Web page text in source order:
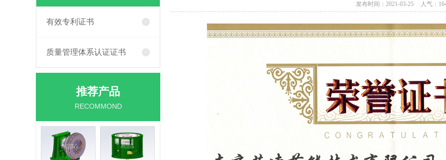
有效专利证书
质量管理体系认证证书
推荐产品
RECOMMOND
发布时间：2021-03-25 人气：